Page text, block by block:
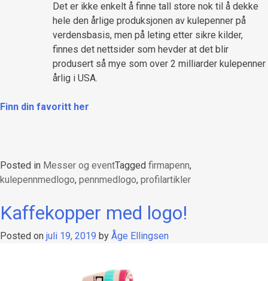
Det er ikke enkelt å finne tall store nok til å dekke
hele den årlige produksjonen av kulepenner på
verdensbasis, men på leting etter sikre kilder,
finnes det nettsider som hevder at det blir
produsert så mye som over 2 milliarder kulepenner
årlig i USA.
Finn din favoritt her
Posted in Messer og eventTagged firmapenn,
kulepennmedlogo, pennmedlogo, profilartikler
Kaffekopper med logo!
Posted on juli 19, 2019 by Åge Ellingsen